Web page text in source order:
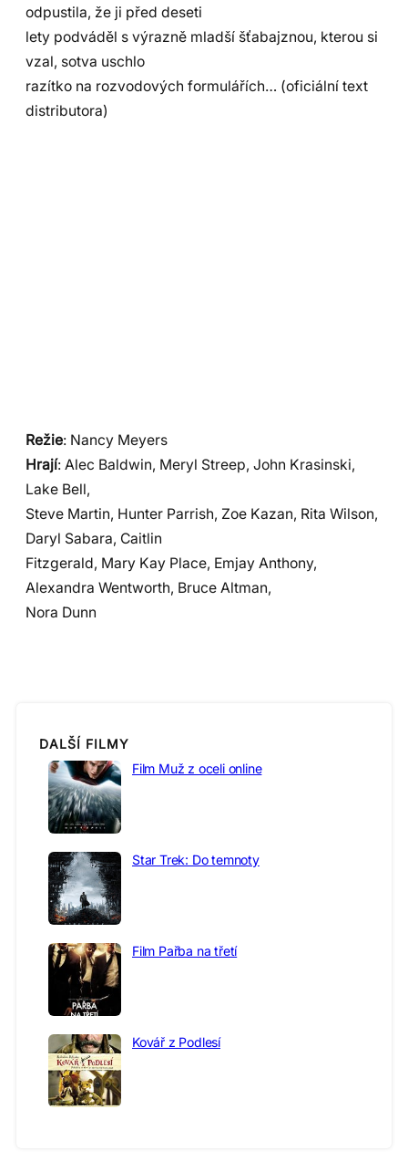
odpustila, že ji před deseti
lety podváděl s výrazně mladší šťabajznou, kterou si
vzal, sotva uschlo
razítko na rozvodových formulářích… (oficiální text
distributora)
Režie: Nancy Meyers
Hrají: Alec Baldwin, Meryl Streep, John Krasinski,
Lake Bell,
Steve Martin, Hunter Parrish, Zoe Kazan, Rita Wilson,
Daryl Sabara, Caitlin
Fitzgerald, Mary Kay Place, Emjay Anthony,
Alexandra Wentworth, Bruce Altman,
Nora Dunn
DALŠÍ FILMY
Film Muž z oceli online
Star Trek: Do temnoty
Film Pařba na třetí
Kovář z Podlesí